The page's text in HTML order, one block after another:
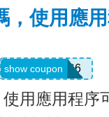
，使用應
295KHS6
show coupon
用應用程序